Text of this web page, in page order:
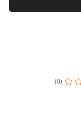
(0)